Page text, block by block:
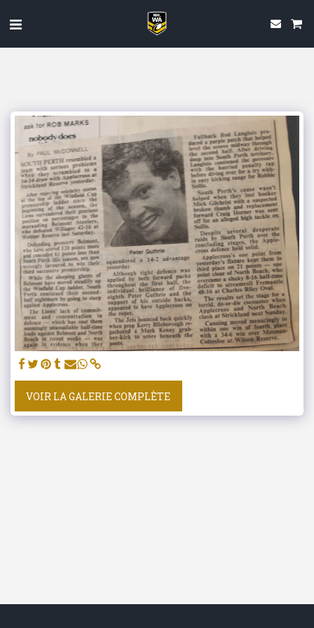
VOIR LA GALERIE COMPLÈTE